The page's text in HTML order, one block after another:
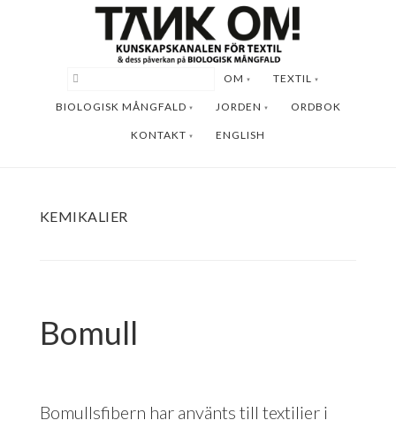
huvudinnehåll
OM TEXTIL
BIOLOGISK MÅNGFALD JORDEN ORDBOK
KONTAKT ENGLISH
KEMIKALIER
Bomull
Bomullsfibern har använts till textilier i